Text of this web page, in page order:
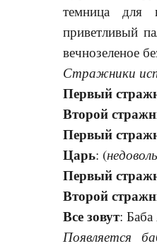
темница для
приветливый
вечнозеленое
Стражники
Первый
Второй
Первый
Царь: (
Первый
Второй
Все зовут:
Появляется